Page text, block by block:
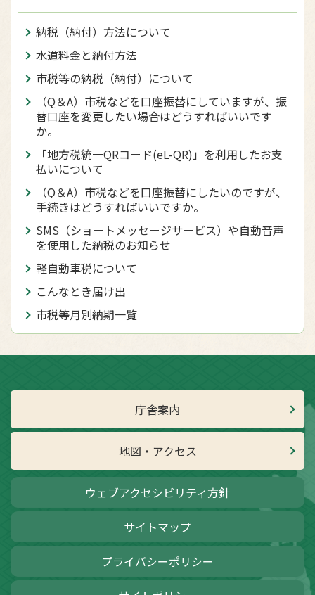
納税（納付）方法について
水道料金と納付方法
市税等の納税（納付）について
（Q＆A）市税などを口座振替にしていますが、振
替口座を変更したい場合はどうすればいいです
か。
「地方税統一QRコード(eL-QR)」を利用したお支
払いについて
（Q＆A）市税などを口座振替にしたいのですが、
手続きはどうすればいいですか。
SMS（ショートメッセージサービス）や自動音声
を使用した納税のお知らせ
軽自動車税について
こんなとき届け出
市税等月別納期一覧
庁舎案内
地図・アクセス
ウェブアクセシビリティ方針
サイトマップ
プライバシーポリシー